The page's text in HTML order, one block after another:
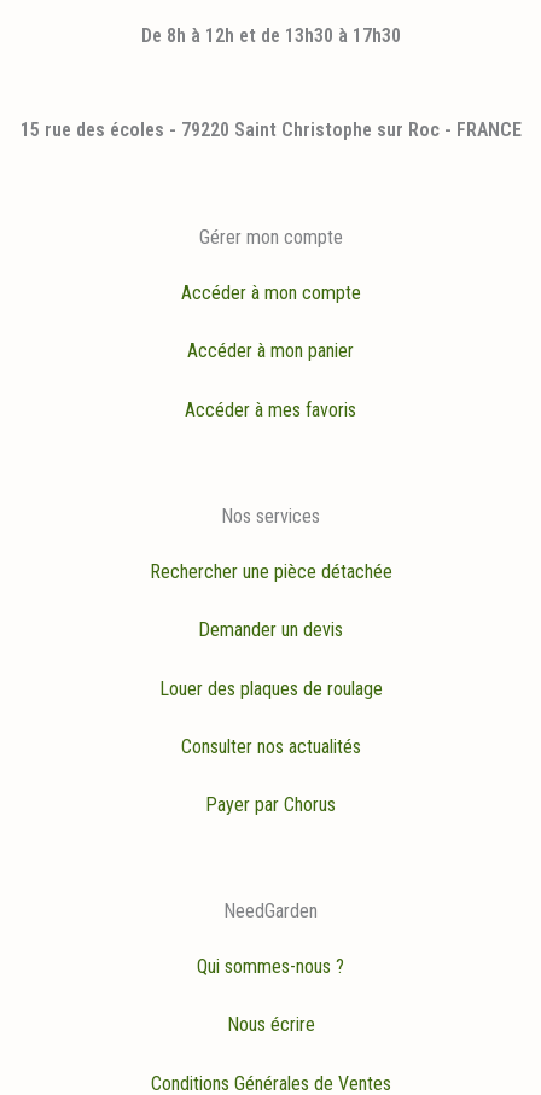
De 8h à 12h et de 13h30 à 17h30
15 rue des écoles - 79220 Saint Christophe sur Roc - FRANCE
Gérer mon compte
Accéder à mon compte
Accéder à mon panier
Accéder à mes favoris
Nos services
Rechercher une pièce détachée
Demander un devis
Louer des plaques de roulage
Consulter nos actualités
Payer par Chorus
NeedGarden
Qui sommes-nous ?
Nous écrire
Conditions Générales de Ventes